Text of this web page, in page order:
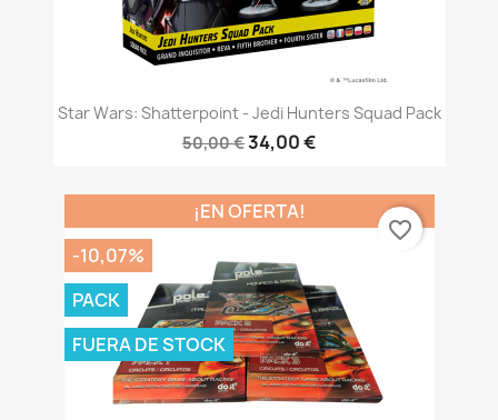
Star Wars: Shatterpoint - Jedi Hunters Squad Pack
50,00 €34,00 €
¡EN OFERTA!
-10,07%
PACK
FUERA DE STOCK
favorite_border